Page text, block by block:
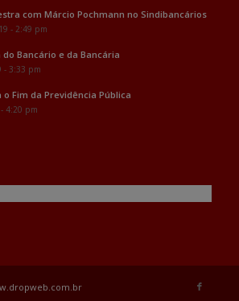
com Márcio Pochmann no Sindibancários
- 2:49 pm
do Bancário e da Bancária
- 3:33 pm
o Fim da Previdência Pública
4:20 pm